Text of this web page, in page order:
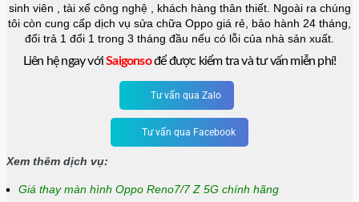
sinh viên , tài xế công nghệ , khách hàng thân thiết. Ngoài ra chúng
tôi còn cung cấp dịch vụ sửa chữa Oppo giá rẻ, bảo hành 24 tháng,
đổi trả 1 đổi 1 trong 3 tháng đầu nếu có lỗi của nhà sản xuất.
Liên hệ ngay vớiSaigonsođể được kiểm tra và tư vấn miễn phí!
Tư vấn qua Zalo
Tư vấn qua Facebook
Xem thêm dịch vụ:
Giá thay màn hình Oppo Reno7/7 Z 5G chính hãng